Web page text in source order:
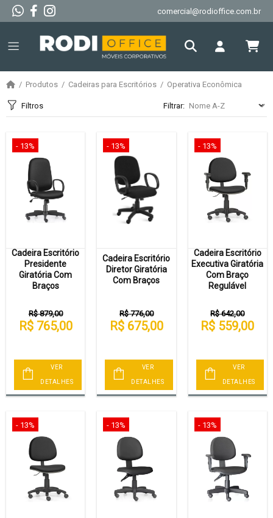
comercial@rodioffice.com.br
Produtos Cadeiras para Escritórios Operativa Econômica
Filtros Filtrar:
- 13%
Cadeira Escritório
Presidente
Giratória Com
Braços
R$ 879,00
R$ 765,00
VER
DETALHES
- 13%
Cadeira Escritório
Diretor Giratória
Com Braços
R$ 776,00
R$ 675,00
VER
DETALHES
- 13%
Cadeira Escritório
Executiva Giratória
Com Braço
Regulável
R$ 642,00
R$ 559,00
VER
DETALHES
- 13% - 13% - 13%